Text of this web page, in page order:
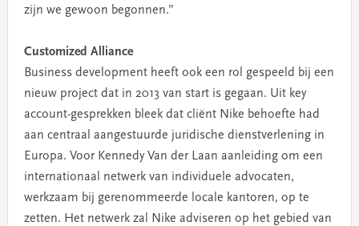
zijn we gewoon begonnen.”
Customized Alliance
Business development heeft ook een rol gespeeld bij een
nieuw project dat in 2013 van start is gegaan. Uit key
account-gesprekken bleek dat cliënt Nike behoefte had
aan centraal aangestuurde juridische dienstverlening in
Europa. Voor Kennedy Van der Laan aanleiding om een
internationaal netwerk van individuele advocaten,
werkzaam bij gerenommeerde locale kantoren, op te
zetten. Het netwerk zal Nike adviseren op het gebied van